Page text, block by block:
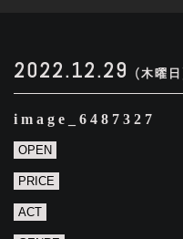
2022.12.29 (木曜
image_6487327
OPEN
PRICE
ACT